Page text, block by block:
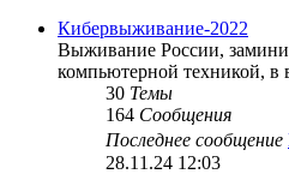
Кибервыживание-2022
Выживание России,
компьютерной техникой, в
30 Темы
164 Сообщения
Последнее сообщение
28.11.24 12:03